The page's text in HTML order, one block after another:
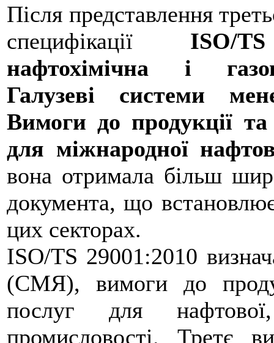
Після представлення
специфікації ISO/
нафтохімічна і
Галузеві системи
Вимоги до продукції та
для міжнародної
вона отримала більш
документа, що
цих секторах.
ISO/TS 29001:2010
(СМЯ), вимоги до
послуг для
промисловості. Третє